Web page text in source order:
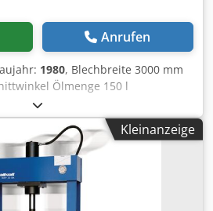
Anrufen
1980, Blechbreite 3000 mm
Ölmenge 150 l
15 kW Maschinengewicht ca. 6,2 t
x 1,7 m Vorderanschlag links, 2
Hinteranschlag,
Hand, 1 Satz Ersatzmesser
Kleinanzeige